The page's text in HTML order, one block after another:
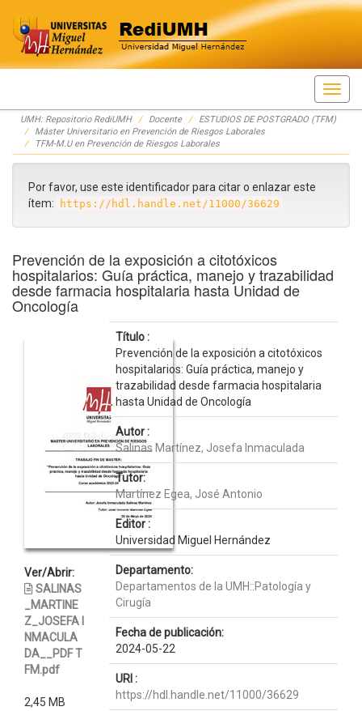
Skip
navigation
UMH: Repositorio RediUMH Docente
ESTUDIOS DE POSTGRADO (TFM)
Máster Universitario en Prevención de Riesgos Laborales
TFM-M.U en Prevención de Riesgos Laborales
Por favor, use este identificador para citar o enlazar este
ítem:
https://hdl.handle.net/11000/36629
Prevención de la exposición a citotóxicos
hospitalarios: Guía práctica, manejo y trazabilidad
desde farmacia hospitalaria hasta Unidad de
Oncología
Ver/Abrir:
SALINAS
_MARTINE
Z_JOSEFA I
NMACULA
DA__PDF T
FM.pdf
2,45 MB
Título :
Prevención de la exposición a citotóxicos
hospitalarios: Guía práctica, manejo y
trazabilidad desde farmacia hospitalaria
hasta Unidad de Oncología
Autor :
Salinas Martínez, Josefa Inmaculada
Tutor:
Martínez Egea, José Antonio
Editor :
Universidad Miguel Hernández
Departamento:
Departamentos de la UMH::Patología y
Cirugía
Fecha de publicación:
2024-05-22
URI :
https://hdl.handle.net/11000/36629